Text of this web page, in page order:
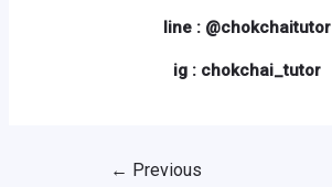
line : @chokchaitutor
ig : chokchai_tutor
← Previous